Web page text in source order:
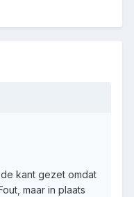
kant gezet omdat
maar in plaats